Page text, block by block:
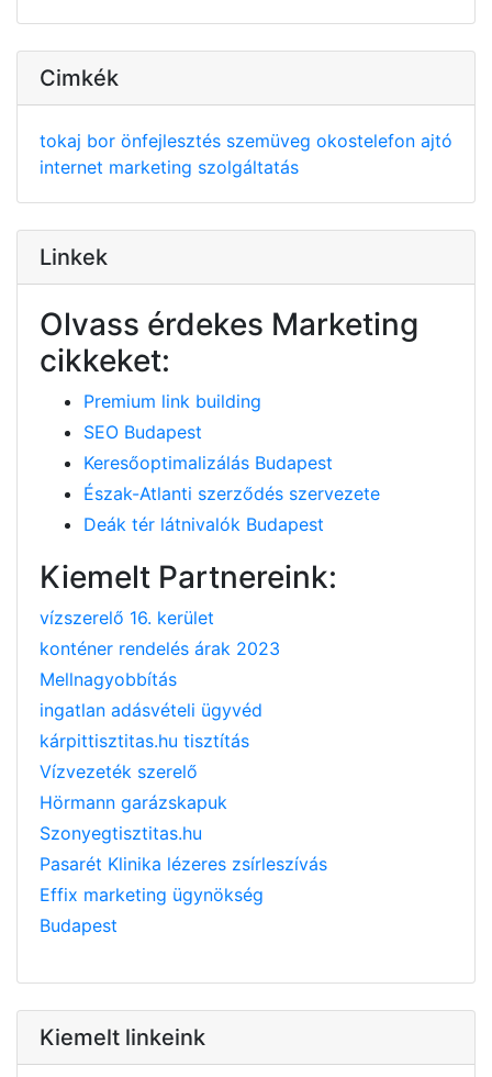
Cimkék
tokaj bor önfejlesztés szemüveg okostelefon ajtó
internet marketing szolgáltatás
Linkek
Olvass érdekes Marketing
cikkeket:
Premium link building
SEO Budapest
Keresőoptimalizálás Budapest
Észak-Atlanti szerződés szervezete
Deák tér látnivalók Budapest
Kiemelt Partnereink:
vízszerelő 16. kerület
konténer rendelés árak 2023
Mellnagyobbítás
ingatlan adásvételi ügyvéd
kárpittisztitas.hu tisztítás
Vízvezeték szerelő
Hörmann garázskapuk
Szonyegtisztitas.hu
Pasarét Klinika lézeres zsírleszívás
Effix marketing ügynökség
Budapest
Kiemelt linkeink